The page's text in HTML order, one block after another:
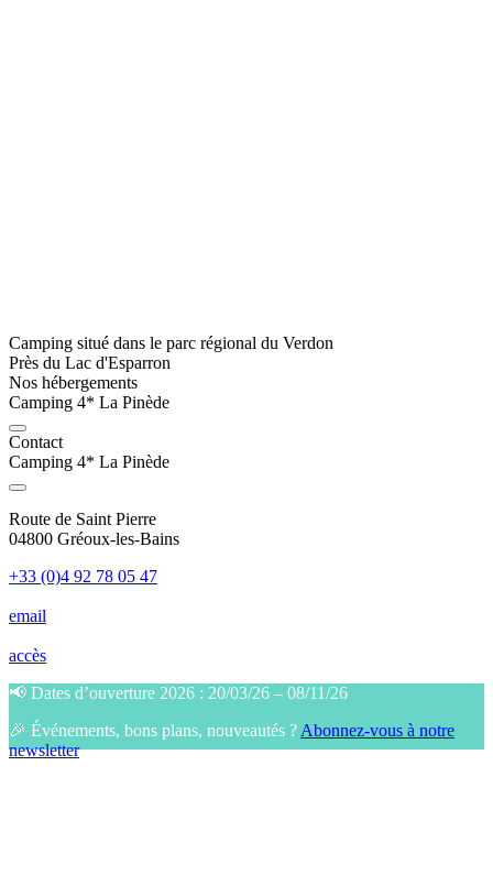
Camping situé dans le parc régional du Verdon
Près du Lac d'Esparron
Nos hébergements
Camping 4* La Pinède
Contact
Camping 4* La Pinède
Route de Saint Pierre
04800 Gréoux-les-Bains
+33 (0)4 92 78 05 47
email
accès
📢 Dates d’ouverture 2026 : 20/03/26 – 08/11/26
🎉 Événements, bons plans, nouveautés ? Abonnez-vous à notre
newsletter